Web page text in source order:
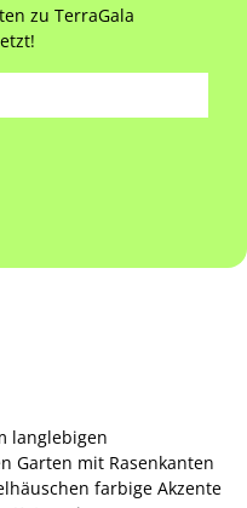
zu TerraGala
langlebigen
Garten mit Rasenkanten
farbige Akzente